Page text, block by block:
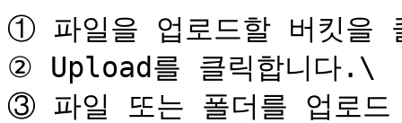
① 파일을 업로드할 버킷을
② Upload를 클릭합니다.\
③ 파일 또는 폴더를 업로